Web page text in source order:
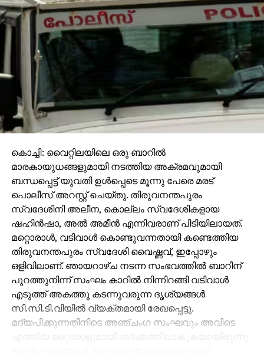
കൊച്ചി: വൈറ്റിലയിലെ ഒരു ബാറില്‍
മാരകായുധങ്ങളുമായി നടത്തിയ അക്രമവുമായി
ബന്ധപ്പെട്ട് യുവതി ഉള്‍പ്പെടെ മൂന്നു പേരെ മരട്
പൊലീസ് അറസ്റ്റ് ചെയ്തു. തിരുവനന്തപുരം
സ്വദേശിനി അലീന, കൊല്ലം സ്വദേശികളായ
ഷഹിന്‍ഷാ, അല്‍ അമീന്‍ എന്നിവരാണ് പിടിയിലായത്.
മറ്റൊരാള്‍, വടിവാള്‍ കൊണ്ടുവന്നതായി കണ്ടെത്തിയ
തിരുവനന്തപുരം സ്വദേശി വൈഷ്ണവ്, ഇപ്പോഴും
ഒളിവിലാണ്. ഞായറാഴ്ച നടന്ന സംഭവത്തില്‍ ബാറിന്
പുറത്തുനിന്ന് സംഘം കാറില്‍ നിന്നിറങ്ങി വടിവാള്‍
എടുത്ത് അകത്തു കടന്നുവരുന്ന ദൃശ്യങ്ങള്‍
സി.സി.ടി.വിയില്‍ വ്യക്തമായി രേഖപ്പെട്ടു.
മദ്യപിക്കുന്നതിനിടെ അഞ്ചംഗ സംഘവും അവിടെ